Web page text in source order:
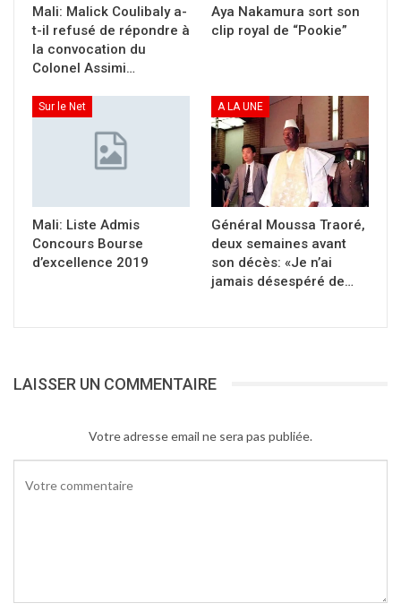
Mali: Malick Coulibaly a-
t-il refusé de répondre à
la convocation du
Colonel Assimi…
Aya Nakamura sort son
clip royal de “Pookie”
Sur le Net
Mali: Liste Admis
Concours Bourse
d’excellence 2019
A LA UNE
Général Moussa Traoré,
deux semaines avant
son décès: «Je n’ai
jamais désespéré de…
LAISSER UN COMMENTAIRE
Votre adresse email ne sera pas publiée.